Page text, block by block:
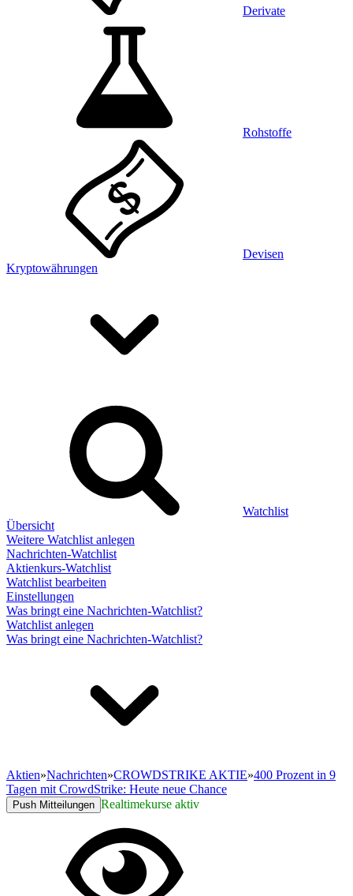
Derivate
Rohstoffe
Devisen
Kryptowährungen
Watchlist
Übersicht
Weitere Watchlist anlegen
Nachrichten-Watchlist
Aktienkurs-Watchlist
Watchlist bearbeiten
Einstellungen
Was bringt eine Nachrichten-Watchlist?
Watchlist anlegen
Was bringt eine Nachrichten-Watchlist?
Aktien»Nachrichten»CROWDSTRIKE AKTIE»400 Prozent in 9
Tagen mit CrowdStrike: Heute neue Chance
Push Mitteilungen Realtimekurse aktiv